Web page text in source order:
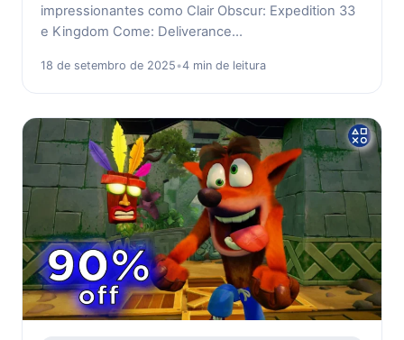
impressionantes como Clair Obscur: Expedition 33
e Kingdom Come: Deliverance…
18 de setembro de 2025•4 min de leitura